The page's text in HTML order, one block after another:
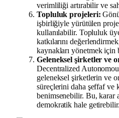
verimliliği artırabilir ve
Topluluk projeleri:
işbirliğiyle yürütülen
kullanılabilir. Topluluk
katkılarını
kaynakları yönetmek için
Geleneksel şirketler ve
Decentralized
geleneksel şirketlerin ve
süreçlerini daha şeffaf ve
benimsenebilir. Bu, karar
demokratik hale getirebilir.